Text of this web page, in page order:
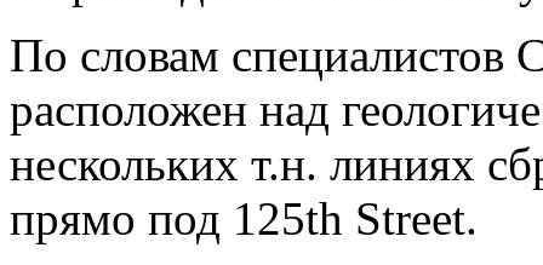
По словам
расположен над
нескольких т.н. линиях
прямо под 125th Street.